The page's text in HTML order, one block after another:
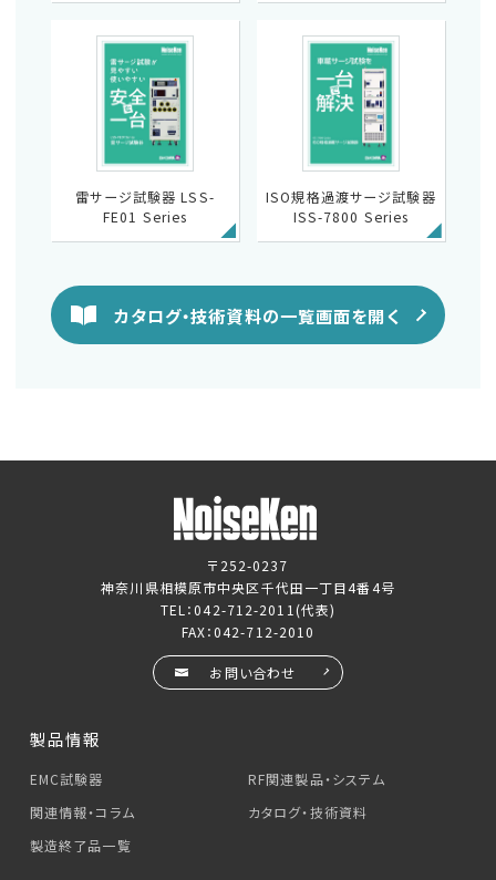
雷サージ試験器 LSS-
FE01 Series
ISO規格過渡サージ試験器
ISS-7800 Series
カタログ・技術資料の一覧画面を開く
〒252-0237
神奈川県相模原市中央区千代田一丁目4番4号
TEL：042-712-2011 (代表)
FAX：042-712-2010
お問い合わせ
製品情報
EMC試験器
RF関連製品・システム
関連情報・コラム
カタログ・技術資料
製造終了品一覧